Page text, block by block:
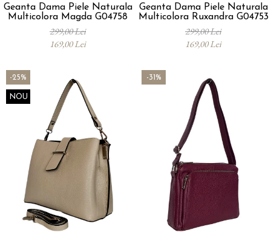
Geanta Dama Piele Naturala
Multicolora Magda G04758
299,00 Lei
169,00 Lei
Geanta Dama Piele Naturala
Multicolora Ruxandra G04753
299,00 Lei
169,00 Lei
-25%
NOU
-31%